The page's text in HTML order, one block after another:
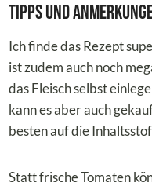
Tipps und
Ich finde das Rezept
ist zudem auch noch
das Fleisch selbst
kann es aber auch
besten auf die
Statt frische Tomaten